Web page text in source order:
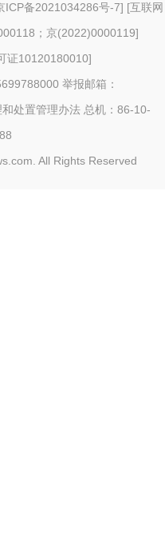
ICP备2021034286号-7] [互联网
；京(2022)0000119]
证10120180010]
举报邮箱：
处置管理办法 总机：86-10-
All Rights Reserved